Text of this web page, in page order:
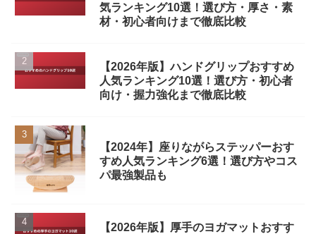
気ランキング10選！選び方・厚さ・素
材・初心者向けまで徹底比較
【2026年版】ハンドグリップおすすめ
人気ランキング10選！選び方・初心者
向け・握力強化まで徹底比較
【2024年】座りながらステッパーおす
すめ人気ランキング6選！選び方やコス
パ最強製品も
【2026年版】厚手のヨガマットおすす